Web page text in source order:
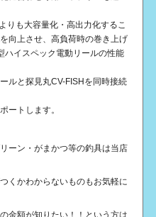
りも大容量化・高出力化するこ
向上させ、高負荷時の巻き上げ
ハイスペック電動リールの性能
ルと探見丸CV-FISHを同時接続
ートします。
ーン・がまかつ等の釣具は当店
くかわからないものもお気軽に
金額が知りたい！！という方は